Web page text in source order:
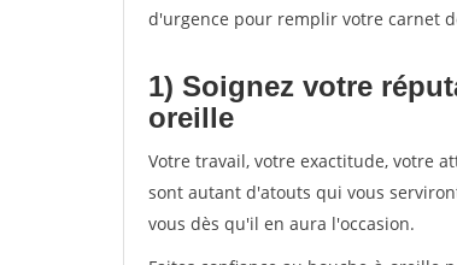
d'urgence pour remplir votre carnet
1) Soignez votre
oreille
Votre travail, votre exactitude, votre
sont autant d'atouts qui vous
vous dès qu'il en aura l'occasion.